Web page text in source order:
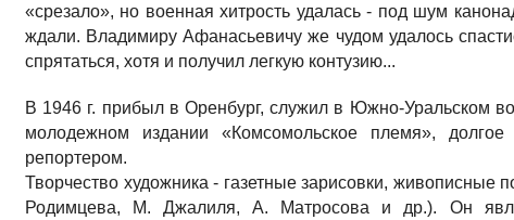
«срезало», но военная хитрость удалась - под шум
ждали. Владимиру Афанасьевичу же чудом удалось
спрятаться, хотя и получил легкую контузию...
В 1946 г. прибыл в Оренбург, служил в Южно-Уральском
молодежном издании «Комсомольское племя»,
репортером.
Творчество художника - газетные зарисовки,
Родимцева, М. Джалиля, А. Матросова и др.). Он